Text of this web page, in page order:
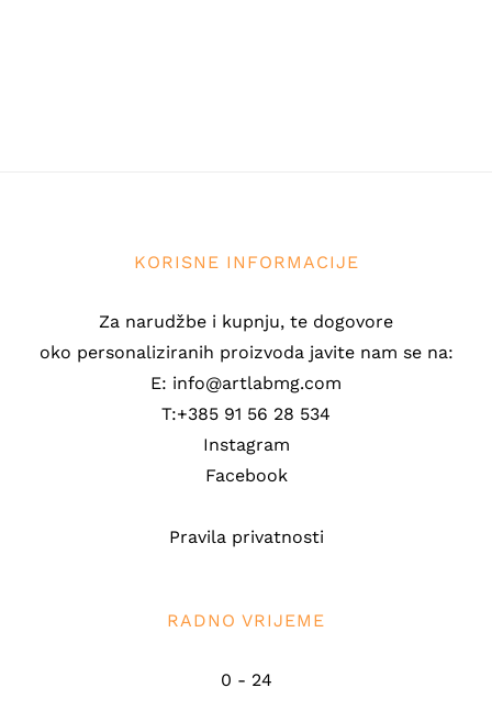
KORISNE INFORMACIJE
Za narudžbe i kupnju, te dogovore
oko personaliziranih proizvoda javite nam se na:
E: info@artlabmg.com
T:+385 91 56 28 534
Instagram
Facebook
Pravila privatnosti
RADNO VRIJEME
0 - 24